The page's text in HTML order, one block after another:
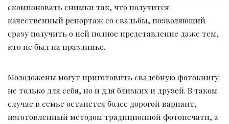
скомпоновать снимки так, что получится
качественный репортаж со свадьбы, позволяющий
сразу получить о ней полное представление даже тем,
кто не был на празднике.
Молодожены могут приготовить свадебную фотокнигу
не только для себя, но и для близких и друзей. В таком
случае в семье останется более дорогой вариант,
изготовленный методом традиционной фотопечати, а